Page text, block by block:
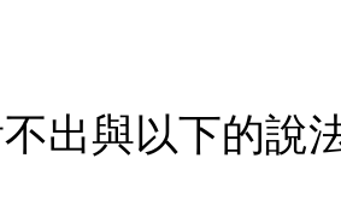
出與以下的說